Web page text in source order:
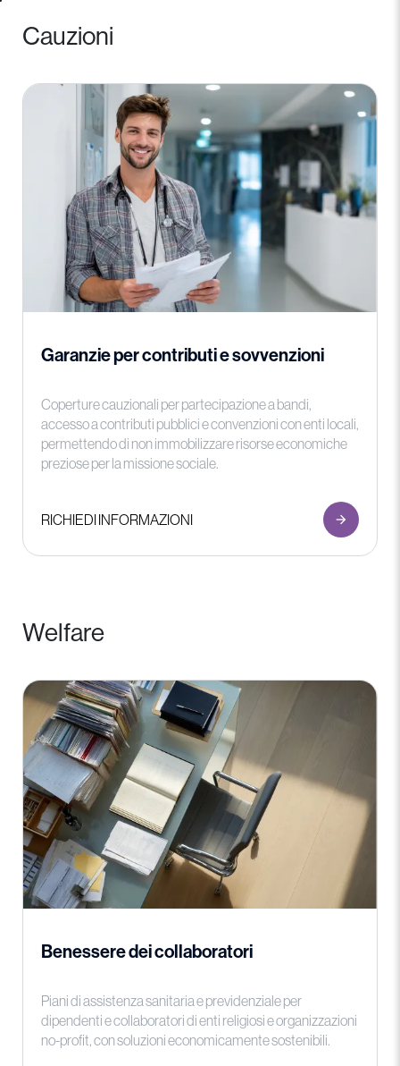
Cauzioni
Garanzie per contributi e sovvenzioni
Coperture cauzionali per partecipazione a bandi,
accesso a contributi pubblici e convenzioni con enti locali,
permettendo di non immobilizzare risorse economiche
preziose per la missione sociale.
RICHIEDI INFORMAZIONI
Welfare
Benessere dei collaboratori
Piani di assistenza sanitaria e previdenziale per
dipendenti e collaboratori di enti religiosi e organizzazioni
no-profit, con soluzioni economicamente sostenibili.